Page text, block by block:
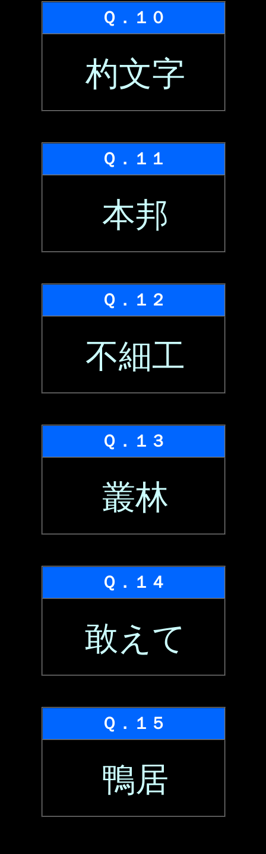
Ｑ．１０
杓文字
Ｑ．１１
本邦
Ｑ．１２
不細工
Ｑ．１３
叢林
Ｑ．１４
敢えて
Ｑ．１５
鴨居